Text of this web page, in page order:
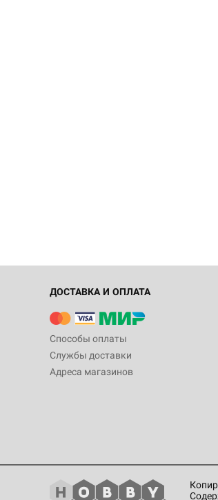
ДОСТАВКА И ОПЛАТА
Способы оплаты
Службы доставки
Адреса магазинов